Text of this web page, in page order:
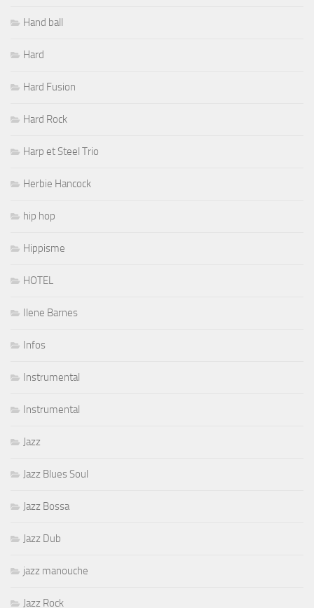
Hand ball
Hard
Hard Fusion
Hard Rock
Harp et Steel Trio
Herbie Hancock
hip hop
Hippisme
HOTEL
Ilene Barnes
Infos
Instrumental
Instrumental
Jazz
Jazz Blues Soul
Jazz Bossa
Jazz Dub
jazz manouche
Jazz Rock